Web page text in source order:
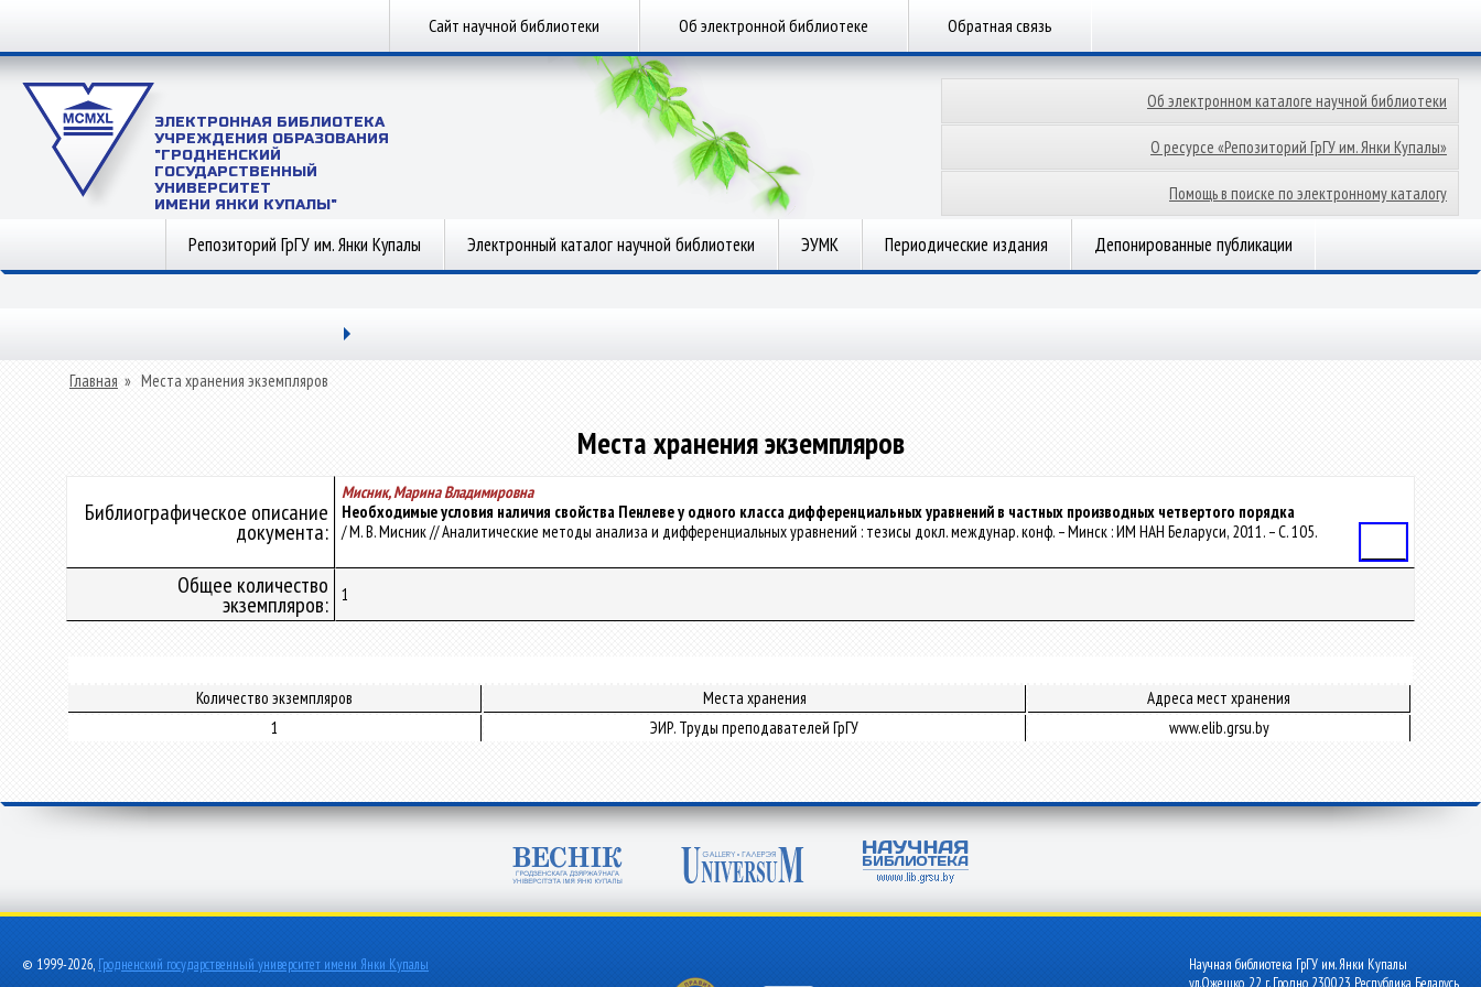
Сайт научной библиотеки Об электронной библиотеке Обратная связь
ЭЛЕКТРОННАЯ БИБЛИОТЕКА
УЧРЕЖДЕНИЯ ОБРАЗОВАНИЯ
"ГРОДНЕНСКИЙ
ГОСУДАРСТВЕННЫЙ
УНИВЕРСИТЕТ
ИМЕНИ ЯНКИ КУПАЛЫ"
Об электронном каталоге научной библиотеки
О ресурсе «Репозиторий ГрГУ им. Янки Купалы»
Помощь в поиске по электронному каталогу
Репозиторий ГрГУ им. Янки Купалы Электронный каталог научной библиотеки ЭУМК Периодические издания Депонированные публикации
Главная » Места хранения экземпляров
Места хранения экземпляров
Библиографическое описание
документа:
Мисник, Марина Владимировна
Необходимые условия наличия свойства Пенлеве у одного класса дифференциальных уравнений в частных производных четвертого порядка
/ М. В. Мисник // Аналитические методы анализа и дифференциальных уравнений : тезисы докл. междунар. конф. – Минск : ИМ НАН Беларуси, 2011. – С. 105.
Общее количество
экземпляров: 1
Количество экземпляров Места хранения
Адреса мест хранения
1
ЭИР. Труды преподавателей ГрГУ www.elib.grsu.by
© 1999-2026, Гродненский государственный университет имени Янки Купалы
Научная библиотека ГрГУ им. Янки Купалы
ул.Ожешко, 22 г. Гродно 230023 Республика Беларусь